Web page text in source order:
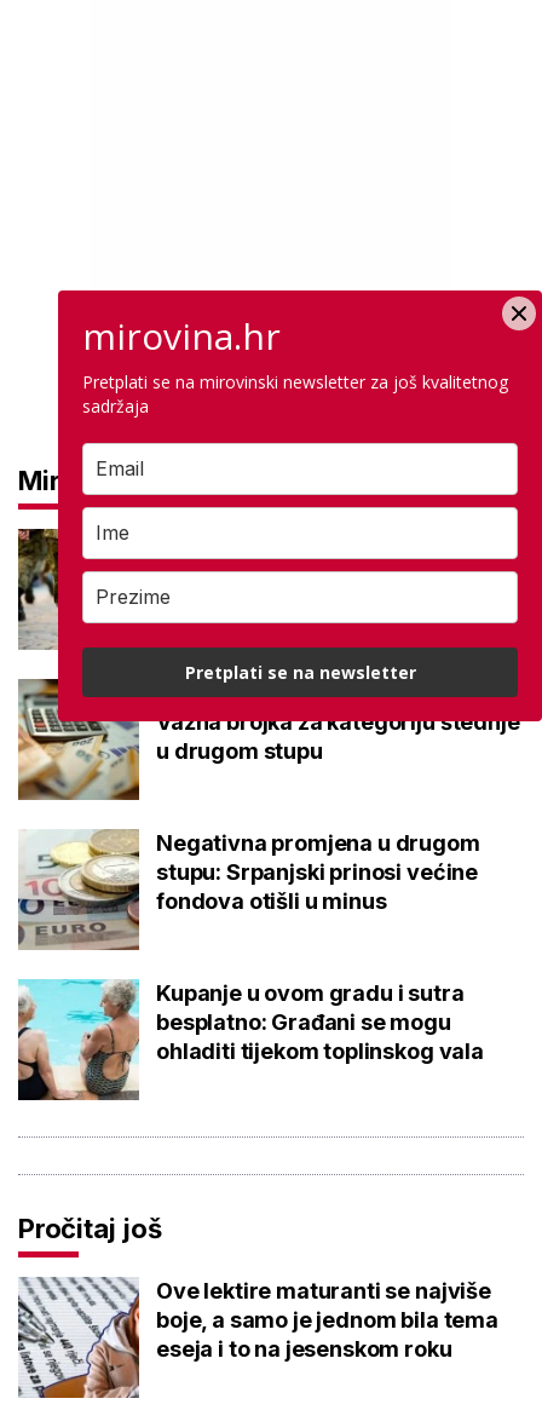
Mirovine
dvije kategorije, a prima ih oko
140.000 umirovljenika
Što je MIREX i kako se računa?
Važna brojka za kategoriju štednje
u drugom stupu
Negativna promjena u drugom
stupu: Srpanjski prinosi većine
fondova otišli u minus
Kupanje u ovom gradu i sutra
besplatno: Građani se mogu
ohladiti tijekom toplinskog vala
Pročitaj još
Ove lektire maturanti se najviše
boje, a samo je jednom bila tema
eseja i to na jesenskom roku
mirovina.hr
Pretplati se na mirovinski newsletter za još kvalitetnog
sadržaja
Pretplati se na newsletter